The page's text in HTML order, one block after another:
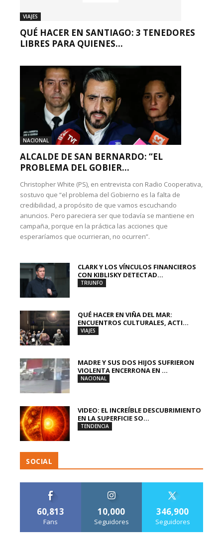
VIAJES
QUÉ HACER EN SANTIAGO: 3 TENEDORES
LIBRES PARA QUIENES...
NACIONAL
ALCALDE DE SAN BERNARDO: “EL
PROBLEMA DEL GOBIER...
Christopher White (PS), en entrevista con Radio Cooperativa,
sostuvo que “el problema del Gobierno es la falta de
credibilidad, a propósito de que vamos escuchando
anuncios. Pero pareciera ser que todavía se mantiene en
campaña, porque en la práctica las acciones que
esperaríamos que ocurrieran, no ocurren”.
CLARK Y LOS VÍNCULOS FINANCIEROS
CON KIBLISKY DETECTAD...
TRIUNFO
QUÉ HACER EN VIÑA DEL MAR:
ENCUENTROS CULTURALES, ACTI...
VIAJES
MADRE Y SUS DOS HIJOS SUFRIERON
VIOLENTA ENCERRONA EN ...
NACIONAL
VIDEO: EL INCREÍBLE DESCUBRIMIENTO
EN LA SUPERFICIE SO...
TENDENCIA
SOCIAL
60,813
Fans
10,000
Seguidores
346,900
Seguidores